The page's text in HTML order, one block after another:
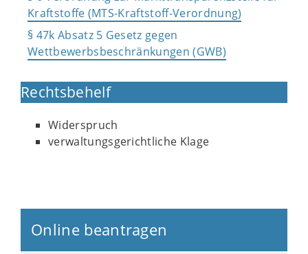
Kraftstoffe (MTS-Kraftstoff-Verordnung)
§ 47k Absatz 5 Gesetz gegen
Wettbewerbsbeschränkungen (GWB)
Rechtsbehelf
Widerspruch
verwaltungsgerichtliche Klage
Online beantragen